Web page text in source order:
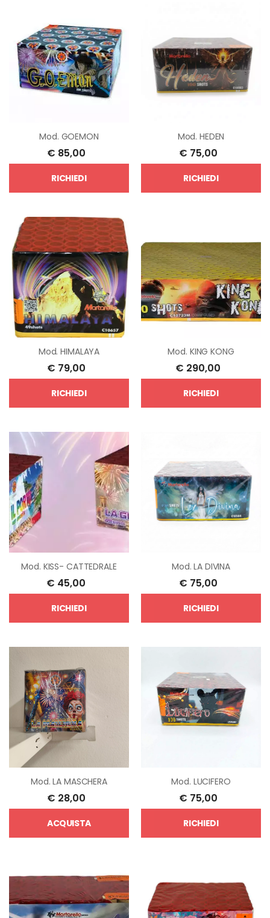
Mod. GOEMON
€ 85,00
RICHIEDI
Mod. HEDEN
€ 75,00
RICHIEDI
Mod.HIMALAYA
€ 79,00
RICHIEDI
Mod. KING KONG
€ 290,00
RICHIEDI
Mod. KISS- CATTEDRALE
€ 45,00
RICHIEDI
Mod.LA DIVINA
€ 75,00
RICHIEDI
Mod.LA MASCHERA
€ 28,00
ACQUISTA
Mod. LUCIFERO
€ 75,00
RICHIEDI